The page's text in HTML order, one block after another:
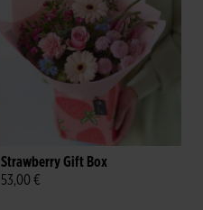
Strawberry Gift Box
53,00 €